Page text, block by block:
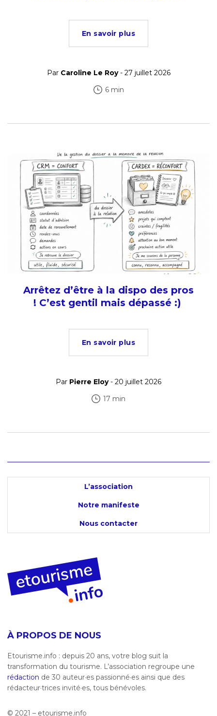
En savoir plus
Par Caroline Le Roy- 27 juillet 2026
6 min
Arrêtez d’être à la dispo des pros
! C’est gentil mais dépassé :)
En savoir plus
Par Pierre Eloy- 20 juillet 2026
17 min
L’association
Notre manifeste
Nous contacter
À PROPOS DE NOUS
Etourisme.info : depuis 20 ans, votre blog suit la
transformation du tourisme. L’association regroupe une
rédaction de 30 auteur·es passionné·es ainsi que des
rédacteur·trices invité·es, tous bénévoles.
© 2021 – etourisme.info